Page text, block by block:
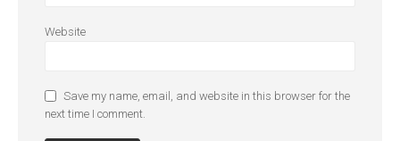
Website
Save my name, email, and website in this browser for the
next time I comment.